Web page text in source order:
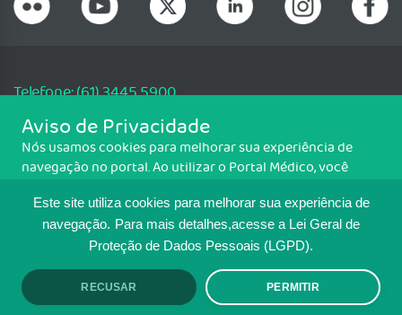
Este site utiliza cookies para melhorar sua experiência de
navegação. Para mais detalhes,acesse a Lei Geral de
Proteção de Dados Pessoais (LGPD).
RECUSAR PERMITIR
Telefone: (61) 3445 5900
Email: cfm@portalmedico.org.br
SGAS 616, Conjunto D, Lote 115, L2 Sul, Brasília/DF - CEP: 70200-760 -
CNPJ: 33.583.550/0001-30
MAPA DO SITE
TRANSPARÊNCIA E PRESTAÇÃO DE
CONTAS
Aviso de Privacidade
Nós usamos cookies para melhorar sua experiência de
navegação no portal. Ao utilizar o Portal Médico, você
Para ter mais informações sobre como isso é feito, acesse
Política de cookies. Se você concorda, clique em ACEITO.
ACEITO